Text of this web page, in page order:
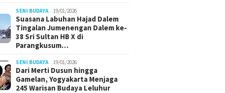
SENI BUDAYA 19/01/2026
Suasana Labuhan Hajad Dalem
Tingalan Jumenengan Dalem ke-
38 Sri Sultan HB X di
Parangkusum…
SENI BUDAYA 19/01/2026
Dari Merti Dusun hingga
Gamelan, Yogyakarta Menjaga
245 Warisan Budaya Leluhur